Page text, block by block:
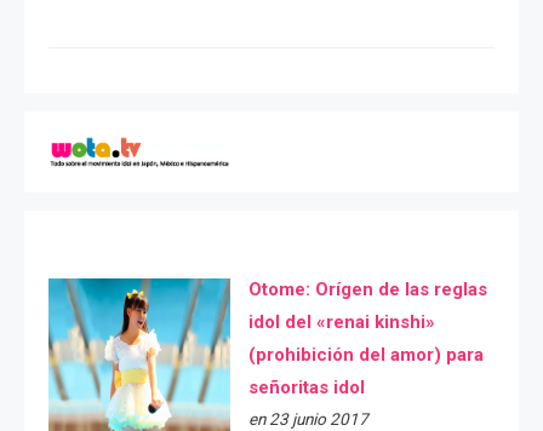
Otome: Orígen de las reglas
idol del «renai kinshi»
(prohibición del amor) para
señoritas idol
en 23 junio 2017